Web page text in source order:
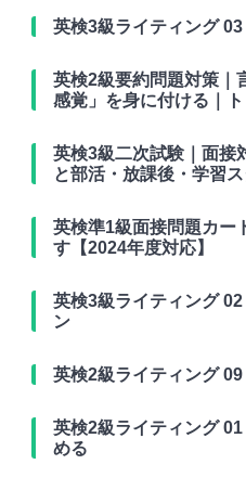
英検3級ライティング
英検2級要約問題対策｜
感覚」を身に付ける｜
英検3級二次試験｜面接
と部活・放課後・学習
英検準1級面接問題カー
す【2024年度対応】
英検3級ライティング
ン
英検2級ライティング
英検2級ライティング
める